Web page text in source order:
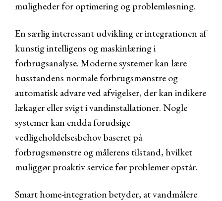
muligheder for optimering og problemløsning.
En særlig interessant udvikling er integrationen af
kunstig intelligens og maskinlæring i
forbrugsanalyse. Moderne systemer kan lære
husstandens normale forbrugsmønstre og
automatisk advare ved afvigelser, der kan indikere
lækager eller svigt i vandinstallationer. Nogle
systemer kan endda forudsige
vedligeholdelsesbehov baseret på
forbrugsmønstre og målerens tilstand, hvilket
muliggør proaktiv service før problemer opstår.
Smart home-integration betyder, at vandmålere